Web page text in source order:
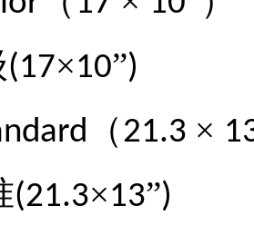
(17×10”)
（21.3 ×
(21.3×13”)